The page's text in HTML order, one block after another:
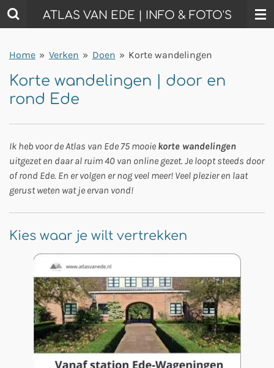
Ga
direct
de
ATLAS VAN EDE | INFO & FOTO'S
Home » Verken » Doen » Korte wandelingen
Korte wandelingen | door en
rond Ede
Ik heb voor de Atlas van Ede 75 mooie korte wandelingen
uitgezet en daar al ruim 40 van online gezet. Je loopt steeds door
of rond Ede. En er volgen er nog veel meer! Veel plezier en laat
gerust weten wat je ervan vond!
Kies waar je wilt vertrekken